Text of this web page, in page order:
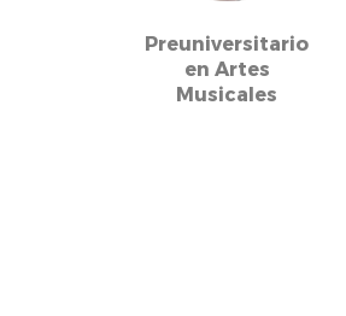
Preuniversitario
en Artes
Musicales